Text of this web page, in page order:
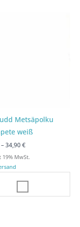
Metsäpolku
weiß
–34,90€
19% MwSt.